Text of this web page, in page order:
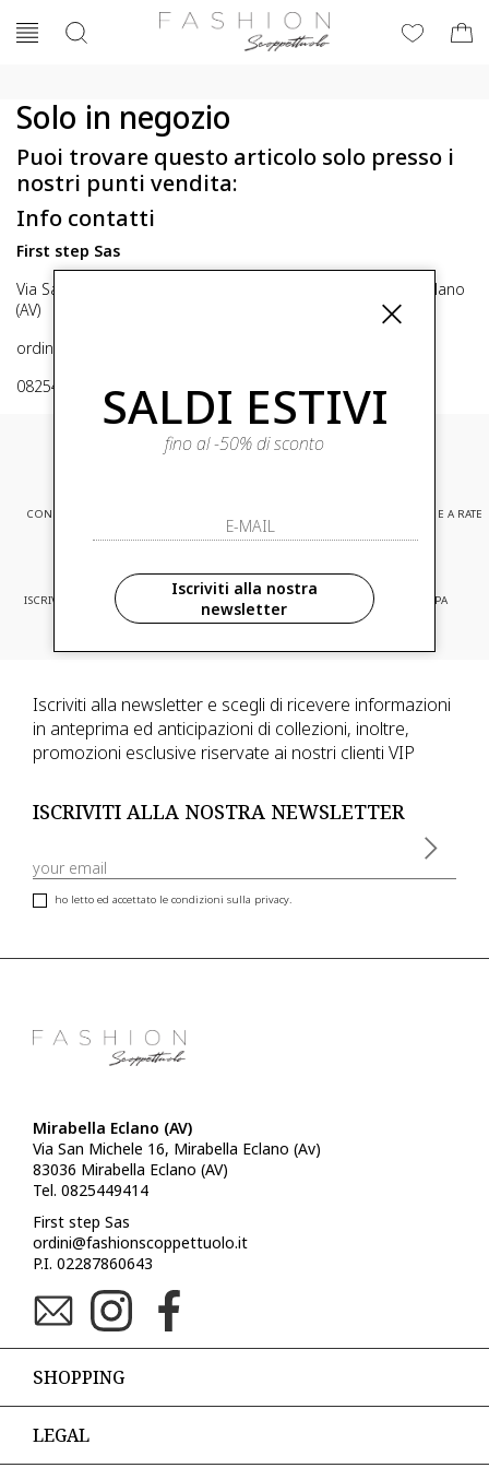
Solo in negozio
Puoi trovare questo articolo solo presso i
nostri punti vendita:
Info contatti
First step Sas
Via San Michele 16, Mirabella Eclano (Av) 83036 Mirabella Eclano
(AV)
ordini@fashionscoppettuolo.it
0825449414
CONSEGNA EXPRESS PAGAMENTI SICURI E A RATE
ISCRIVITI ED ACCEDI A PROMOZIONI
RISERVATE
CONSEGNA IN TUTTA EUROPA
Iscriviti alla newsletter e scegli di ricevere informazioni
in anteprima ed anticipazioni di collezioni, inoltre,
promozioni esclusive riservate ai nostri clienti VIP
ISCRIVITI ALLA NOSTRA NEWSLETTER
ho letto ed accettato le condizioni sulla privacy.
Mirabella Eclano (AV)
Via San Michele 16, Mirabella Eclano (Av)
83036 Mirabella Eclano (AV)
Tel. 0825449414
First step Sas
ordini@fashionscoppettuolo.it
P.I. 02287860643
SHOPPING
LEGAL
SALDI ESTIVI
fino al -50% di sconto
Iscriviti alla nostra
newsletter